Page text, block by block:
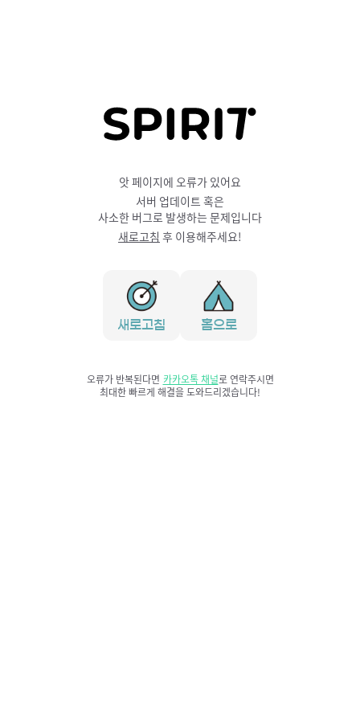
앗 페이지에 오류가 있어요
서버 업데이트 혹은
사소한 버그로 발생하는 문제입니다
새로고침 후 이용해주세요!
새로고침 홈으로
오류가 반복된다면 카카오톡 채널로 연락주시면
최대한 빠르게 해결을 도와드리겠습니다!